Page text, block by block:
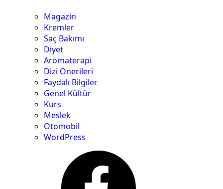
Magazin
Kremler
Saç Bakımı
Diyet
Aromaterapi
Dizi Önerileri
Faydalı Bilgiler
Genel Kültür
Kurs
Meslek
Otomobil
WordPress